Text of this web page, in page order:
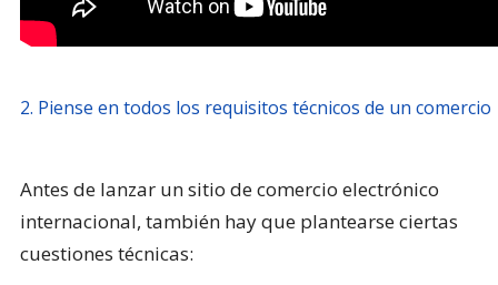
2. Piense en todos los requisitos técnicos de un comercio
Antes de lanzar un sitio de comercio electrónico
internacional, también hay que plantearse ciertas
cuestiones técnicas: